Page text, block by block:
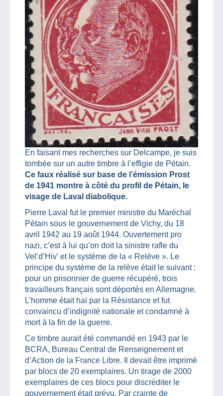
En faisant mes recherches sur Delcampe, je suis
tombée sur un autre timbre à l’effigie de Pétain.
Ce faux réalisé sur base de l’émission Prost
de 1941 montre à côté du profil de Pétain, le
visage de Laval diabolique.
Pierre Laval fut le premier ministre du Maréchal
Pétain sous le gouvernement de Vichy, du 18
avril 1942 au 19 août 1944. Ouvertement pro
nazi, c’est à lui qu’on doit la sinistre rafle du
Vel’d’Hiv’ et le système de la « Relève ». Le
principe du système de la relève était le suivant :
pour un prisonnier de guerre récupéré, trois
travailleurs français sont déportés en Allemagne.
L’homme était haï par la Résistance et fut
convaincu d’indignité nationale et condamné à
mort à la fin de la guerre.
Ce timbre aurait été commandé en 1943 par le
BCRA, Bureau Central de Renseignement et
d’Action de la France Libre. Il devait être imprimé
par blocs de 20 exemplaires. Un tirage de 2000
exemplaires de ces blocs pour discréditer le
gouvernement était prévu. Par crainte de